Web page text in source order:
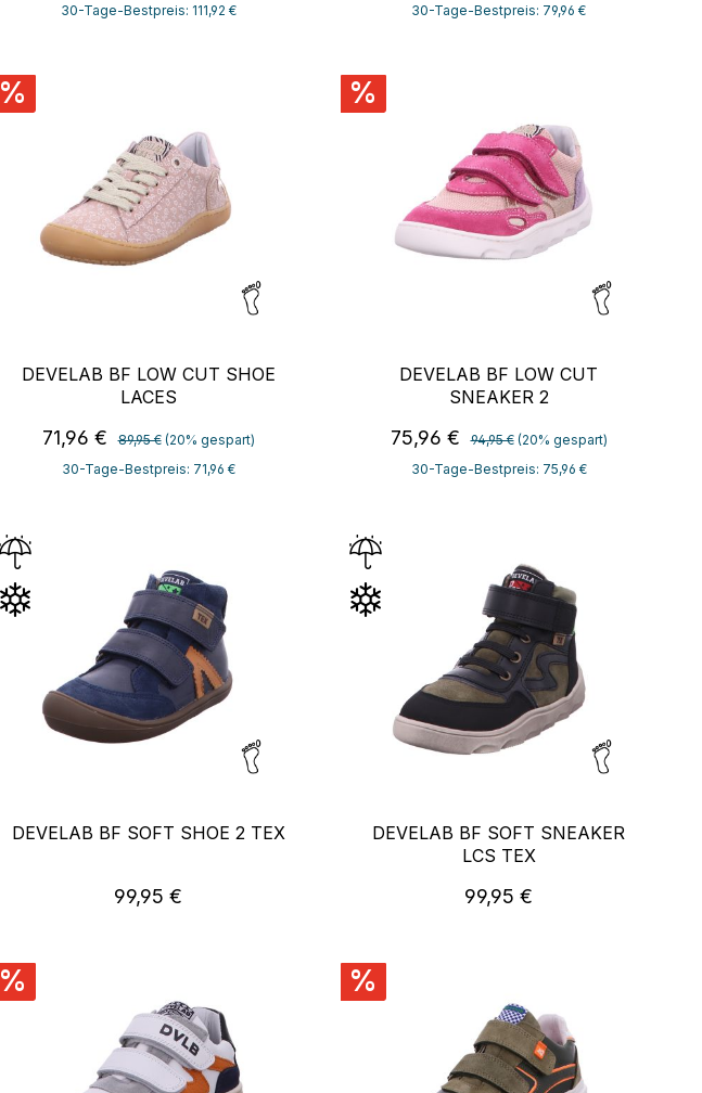
30-Tage-Bestpreis: 111,92 €
30-Tage-Bestpreis: 79,96 €
%
DEVELAB BF LOW CUT SHOE
LACES
Verkaufspreis:
71,96 € Regulärer Preis:
89,95 € (20% gespart)
30-Tage-Bestpreis: 71,96 €
%
DEVELAB BF LOW CUT
SNEAKER 2
Verkaufspreis:
75,96 € Regulärer Preis:
94,95 € (20% gespart)
30-Tage-Bestpreis: 75,96 €
DEVELAB BF SOFT SHOE 2 TEX
Regulärer Preis:
99,95 €
DEVELAB BF SOFT SNEAKER
LCS TEX
Regulärer Preis:
99,95 €
% %